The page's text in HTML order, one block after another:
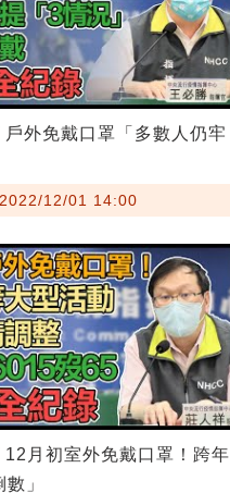
戶外免戴口罩「多數人仍牢
12/01 14:00
12月初室外免戴口罩！跨年
」